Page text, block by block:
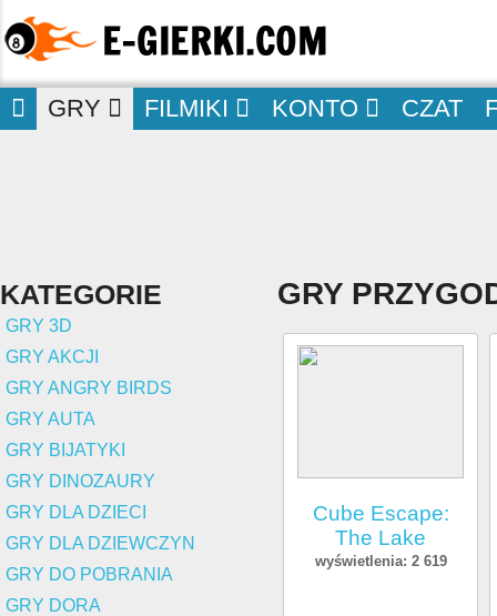
GRY FILMIKI KONTO CZAT
GRY
Cube Escape:
The Lake
wyświetlenia: 2 619
KATEGORIE
GRY 3D
GRY AKCJI
GRY ANGRY BIRDS
GRY AUTA
GRY BIJATYKI
GRY DINOZAURY
GRY DLA DZIECI
GRY DLA DZIEWCZYN
GRY DO POBRANIA
GRY DORA